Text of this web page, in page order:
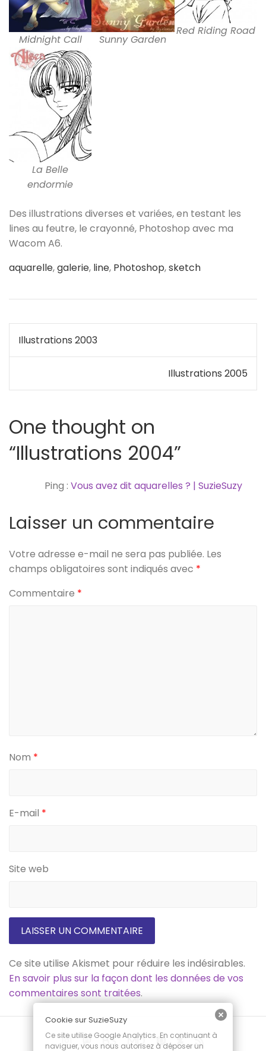
Midnight Call Sunny Garden
Red Riding Road
La Belle
endormie
Des illustrations diverses et variées, en testant les
lines au feutre, le crayonné, Photoshop avec ma
Wacom A6.
aquarelle,galerie, line, Photoshop,sketch
Navigation
de
l’article
Illustrations 2003
Illustrations 2005
One thought on
“Illustrations 2004”
Ping : Vous avez dit aquarelles ? | SuzieSuzy
Laisser un commentaire
Votre adresse e-mail ne sera pas publiée. Les
champs obligatoires sont indiqués avec *
Commentaire *
Nom *
E-mail *
Site web
Ce site utilise Akismet pour réduire les indésirables.
En savoir plus sur la façon dont les données de vos
commentaires sont traitées.
Cookie sur SuzieSuzy
Ce site utilise Google Analytics. En continuant à
naviguer, vous nous autorisez à déposer un